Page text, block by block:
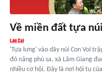
Về miền đất tựa
'Tựa lưng' vào dãy núi Con Voi
đỏ nặng phù sa, xã Lâm Giang
nhiều cơ hội. Đây là nơi hội tụ